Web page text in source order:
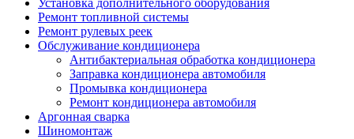
Установка дополнительного оборудования
Ремонт топливной системы
Ремонт рулевых реек
Обслуживание кондиционера
Антибактериальная обработка кондиционера
Заправка кондиционера автомобиля
Промывка кондиционера
Ремонт кондиционера автомобиля
Аргонная сварка
Шиномонтаж